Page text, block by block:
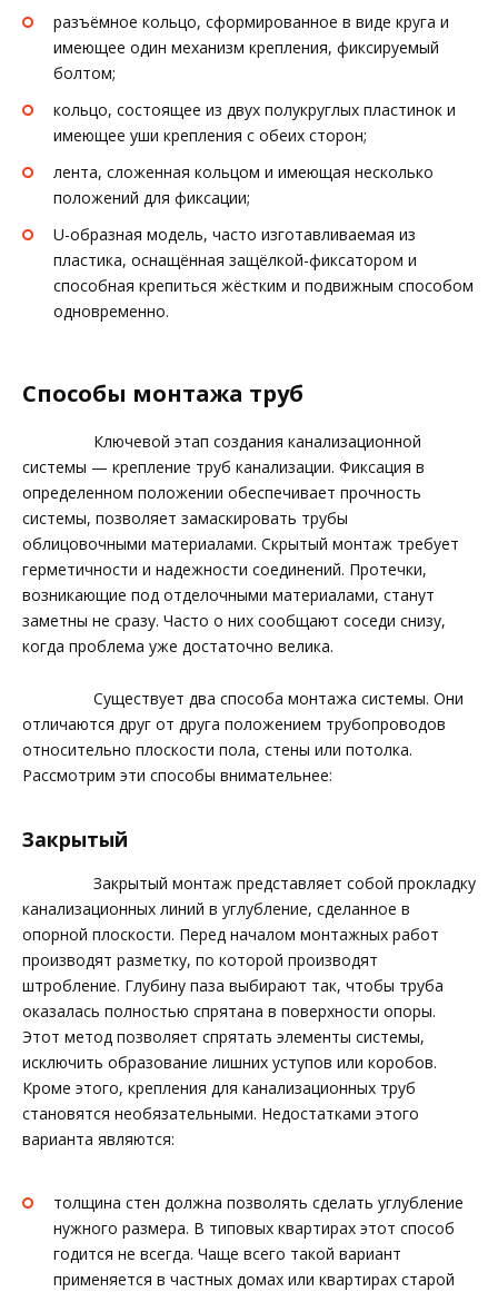
разъёмное кольцо, сформированное в виде круга и
имеющее один механизм крепления, фиксируемый
болтом;
кольцо, состоящее из двух полукруглых пластинок и
имеющее уши крепления с обеих сторон;
лента, сложенная кольцом и имеющая несколько
положений для фиксации;
U-образная модель, часто изготавливаемая из
пластика, оснащённая защёлкой-фиксатором и
способная крепиться жёстким и подвижным способом
одновременно.
Способы монтажа труб
Ключевой этап создания канализационной
системы — крепление труб канализации. Фиксация в
определенном положении обеспечивает прочность
системы, позволяет замаскировать трубы
облицовочными материалами. Скрытый монтаж требует
герметичности и надежности соединений. Протечки,
возникающие под отделочными материалами, станут
заметны не сразу. Часто о них сообщают соседи снизу,
когда проблема уже достаточно велика.
Существует два способа монтажа системы. Они
отличаются друг от друга положением трубопроводов
относительно плоскости пола, стены или потолка.
Рассмотрим эти способы внимательнее:
Закрытый
Закрытый монтаж представляет собой прокладку
канализационных линий в углубление, сделанное в
опорной плоскости. Перед началом монтажных работ
производят разметку, по которой производят
штробление. Глубину паза выбирают так, чтобы труба
оказалась полностью спрятана в поверхности опоры.
Этот метод позволяет спрятать элементы системы,
исключить образование лишних уступов или коробов.
Кроме этого, крепления для канализационных труб
становятся необязательными. Недостатками этого
варианта являются:
толщина стен должна позволять сделать углубление
нужного размера. В типовых квартирах этот способ
годится не всегда. Чаще всего такой вариант
применяется в частных домах или квартирах старой